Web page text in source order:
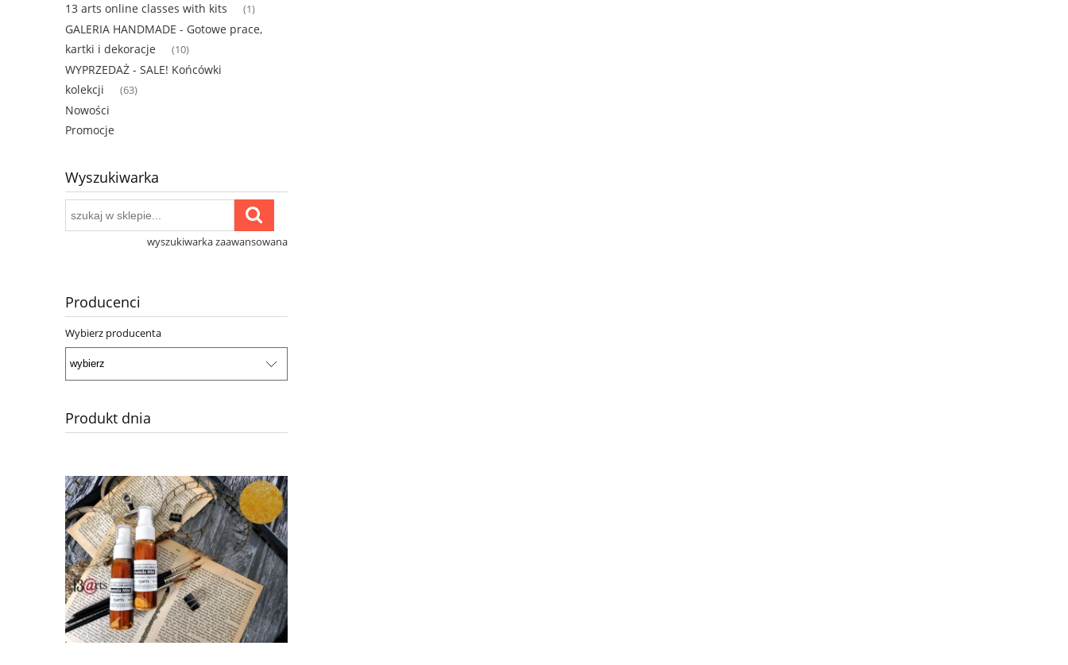
13 arts online classes with kits (1)
GALERIA HANDMADE - Gotowe prace,
kartki i dekoracje
(10)
WYPRZEDAŻ - SALE! Końcówki
kolekcji
(63)
Nowości
Promocje
Wyszukiwarka
wyszukiwarka zaawansowana
Producenci
Wybierz producenta
Produkt dnia